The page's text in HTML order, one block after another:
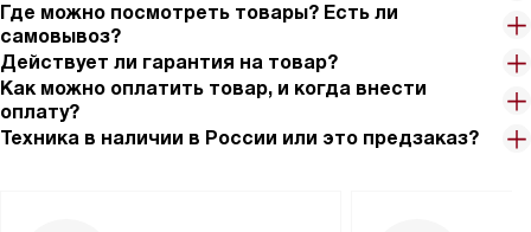
Где можно посмотреть товары? Есть ли
самовывоз?
Действует ли гарантия на товар?
Как можно оплатить товар, и когда внести
оплату?
Техника в наличии в России или это предзаказ?